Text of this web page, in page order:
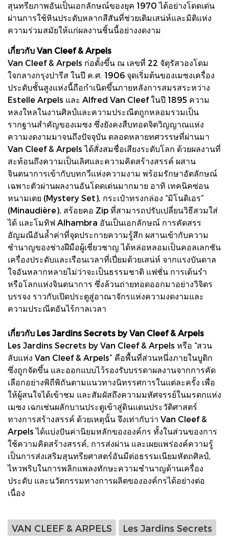
สุนทรียภาพอันเป็นเอกลักษณ์ของยุค 1970 ได้อย่างโดดเด่น
ผ่านการใช้หินประดับหลากสีสันที่ช่วยเติมเสน่ห์และมิติแห่ง
ความร่วมสมัยให้แก่ผลงานชิ้นนี้อย่างงดงาม
เกี่ยวกับ Van Cleef & Arpels
Van Cleef & Arpels ก่อตั้งขึ้น ณ เลขที่ 22 จัตุรัสวองโดม
ใจกลางกรุงปารีส ในปี ค.ศ. 1906 จุดเริ่มต้นของเมซงเครื่อง
ประดับชั้นสูงแห่งนี้ถือกำเนิดขึ้นภายหลังการสมรสระหว่าง
Estelle Arpels และ Alfred Van Cleef ในปี 1895 ความ
หลงใหลในงานศิลป์และความประณีตถูกหลอมรวมเป็น
รากฐานสำคัญของเมซง ซึ่งยังคงสืบทอดจิตวิญญาณแห่ง
ความงดงามมาจนถึงปัจจุบัน ตลอดหลายทศวรรษที่ผ่านมา
Van Cleef & Arpels ได้สั่งสมชื่อเสียงระดับโลก ด้วยผลงานที่
สะท้อนถึงความเป็นเลิศและความคิดสร้างสรรค์ ผสาน
จินตนาการเข้ากับบทกวีแห่งความงาม พร้อมรักษาอัตลักษณ์
เฉพาะตัวผ่านผลงานอันโดดเด่นมากมาย อาทิ เทคนิคซ่อน
หนามเตย (Mystery Set), กระเป๋าทรงกล่อง “มิโนดิเอร”
(Minaudière), สร้อยคอ Zip ที่สามารถปรับเปลี่ยนวิธีสวมใส่
ได้ และโมทิฟ Alhambra อันเป็นเอกลักษณ์ การคัดสรร
อัญมณีอันล้ำค่าที่จุดประกายความรู้สึก ผสานเข้ากับความ
ชำนาญของช่างฝีมือผู้เชี่ยวชาญ ได้หล่อหลอมเป็นคอลเลกชัน
เครื่องประดับและเรือนเวลาที่เปี่ยมด้วยเสน่ห์ จากแรงบันดาล
ใจอันหลากหลายไม่ว่าจะเป็นธรรมชาติ แฟชั่น การเต้นรำ
หรือโลกแห่งจินตนาการ ซึ่งล้วนถ่ายทอดออกมาอย่างวิจิตร
บรรจง ราวกับเปิดประตูสู่อาณาจักรแห่งความงดงามและ
ความประณีตอันไร้กาลเวลา
เกี่ยวกับ Les Jardins Secrets by Van Cleef & Arpels
Les Jardins Secrets by Van Cleef & Arpels หรือ “สวน
ลับแห่ง Van Cleef & Arpels” คือพื้นที่ส่วนหนึ่งภายในบูติก
ซึ่งถูกจัดขึ้น และออกแบบไว้รองรับบรรดาผลงานจากการคัด
เลือกอย่างพิถีพิถันตามแนวทางนิทรรศการในแต่ละครั้ง เพื่อ
ให้ผู้สนใจได้เข้าชม และสัมผัสถึงความมหัศจรรย์ในมรดกแห่ง
เมซง เฉกเช่นผลักบานประตูเข้าสู่ดินแดนประวัติศาสตร์
ทางการสร้างสรรค์ ด้วยเหตุนั้น จึงเท่ากับว่า Van Cleef &
Arpels ได้แบ่งปันค่านิยมหลักขององค์กร ทั้งในส่วนของการ
ใช้ความคิดสร้างสรรค์, การส่งผ่าน และเผยแพร่องค์ความรู้
เป็นการส่งเสริมสุนทรียศาสตร์อันมีต่อธรรมเนียมหัตถศิลป์,
ไหวพริบในการพลิกแพลงทักษะความชำนาญด้านเครื่อง
ประดับ และนวัตกรรมทางการผลิตขององค์กรได้อย่างต่อ
เนื่อง
VAN CLEEF & ARPELS Les Jardins Secrets